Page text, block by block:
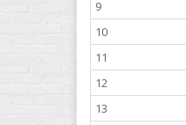
9
10
11
12
13